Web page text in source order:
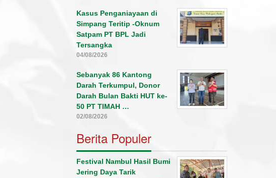
Kasus Penganiayaan di
Simpang Teritip -Oknum
Satpam PT BPL Jadi
Tersangka
04/08/2026
Sebanyak 86 Kantong
Darah Terkumpul, Donor
Darah Bulan Bakti HUT ke-
50 PT TIMAH …
02/08/2026
Berita Populer
Festival Nambul Hasil Bumi
Jering Daya Tarik